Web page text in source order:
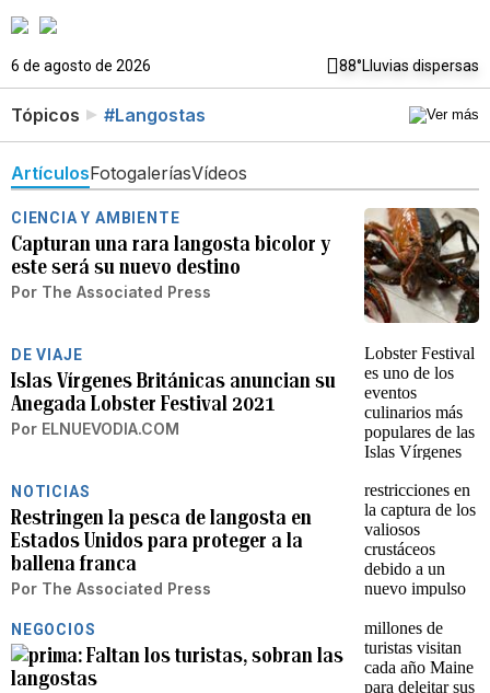
6 de agosto de 2026 88°Lluvias dispersas
Tópicos #Langostas
ArtículosFotogaleríasVídeos
CIENCIA Y AMBIENTE
Capturan una rara langosta bicolor y
este será su nuevo destino
Por The Associated Press
DE VIAJE
Islas Vírgenes Británicas anuncian su
Anegada Lobster Festival 2021
Por ELNUEVODIA.COM
NOTICIAS
Restringen la pesca de langosta en
Estados Unidos para proteger a la
ballena franca
Por The Associated Press
NEGOCIOS
Faltan los turistas, sobran las
langostas